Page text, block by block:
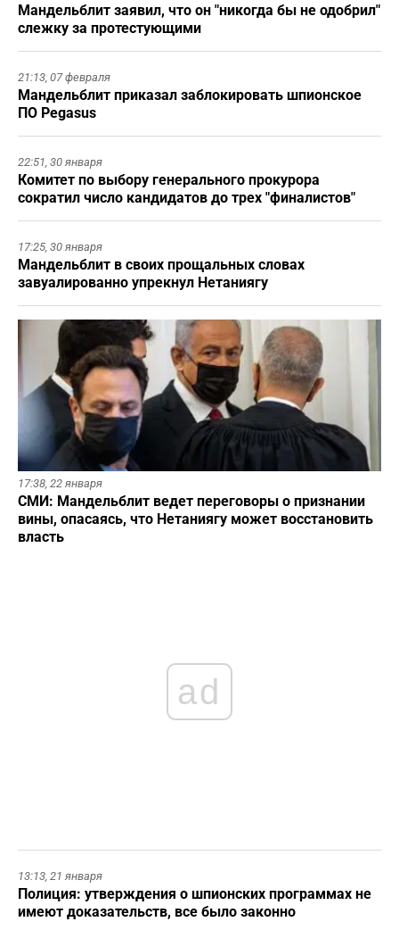
Мандельблит заявил, что он "никогда бы не одобрил"
слежку за протестующими
21:13, 07 февраля
Мандельблит приказал заблокировать шпионское
ПО Pegasus
22:51, 30 января
Комитет по выбору генерального прокурора
сократил число кандидатов до трех "финалистов"
17:25, 30 января
Мандельблит в своих прощальных словах
завуалированно упрекнул Нетаниягу
17:38, 22 января
СМИ: Мандельблит ведет переговоры о признании
вины, опасаясь, что Нетаниягу может восстановить
власть
ad
13:13, 21 января
Полиция: утверждения о шпионских программах не
имеют доказательств, все было законно